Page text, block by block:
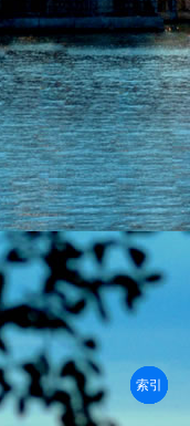
部首
笔划
拼音
潮拼